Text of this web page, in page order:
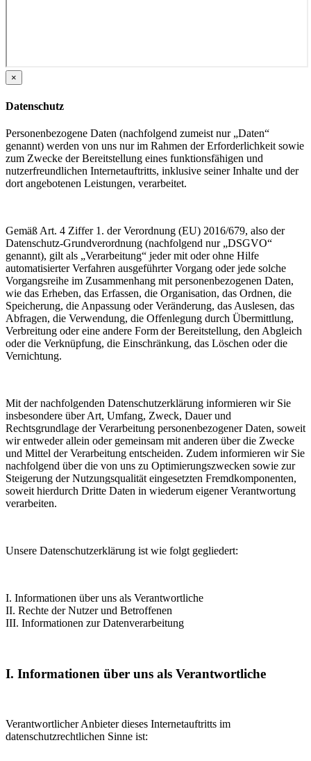
×
Datenschutz
Personenbezogene Daten (nachfolgend zumeist nur „Daten“
genannt) werden von uns nur im Rahmen der Erforderlichkeit sowie
zum Zwecke der Bereitstellung eines funktionsfähigen und
nutzerfreundlichen Internetauftritts, inklusive seiner Inhalte und der
dort angebotenen Leistungen, verarbeitet.
Gemäß Art. 4 Ziffer 1. der Verordnung (EU) 2016/679, also der
Datenschutz-Grundverordnung (nachfolgend nur „DSGVO“
genannt), gilt als „Verarbeitung“ jeder mit oder ohne Hilfe
automatisierter Verfahren ausgeführter Vorgang oder jede solche
Vorgangsreihe im Zusammenhang mit personenbezogenen Daten,
wie das Erheben, das Erfassen, die Organisation, das Ordnen, die
Speicherung, die Anpassung oder Veränderung, das Auslesen, das
Abfragen, die Verwendung, die Offenlegung durch Übermittlung,
Verbreitung oder eine andere Form der Bereitstellung, den Abgleich
oder die Verknüpfung, die Einschränkung, das Löschen oder die
Vernichtung.
Mit der nachfolgenden Datenschutzerklärung informieren wir Sie
insbesondere über Art, Umfang, Zweck, Dauer und
Rechtsgrundlage der Verarbeitung personenbezogener Daten, soweit
wir entweder allein oder gemeinsam mit anderen über die Zwecke
und Mittel der Verarbeitung entscheiden. Zudem informieren wir Sie
nachfolgend über die von uns zu Optimierungszwecken sowie zur
Steigerung der Nutzungsqualität eingesetzten Fremdkomponenten,
soweit hierdurch Dritte Daten in wiederum eigener Verantwortung
verarbeiten.
Unsere Datenschutzerklärung ist wie folgt gegliedert:
I. Informationen über uns als Verantwortliche
II. Rechte der Nutzer und Betroffenen
III. Informationen zur Datenverarbeitung
I. Informationen über uns als Verantwortliche
Verantwortlicher Anbieter dieses Internetauftritts im
datenschutzrechtlichen Sinne ist: